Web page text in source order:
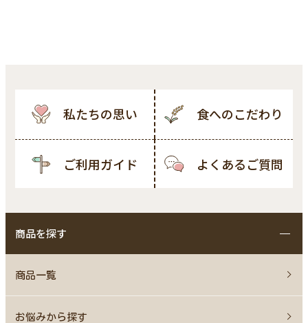
私たちの思い 食へのこだわり
ご利用ガイド よくあるご質問
商品を探す
商品一覧
お悩みから探す